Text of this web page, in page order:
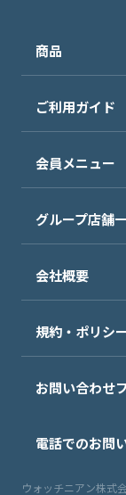
商品
ご利用ガイド
会員メニュー
グループ店舗
会社概要
規約・ポリシ
お問い合わせ
電話でのお問
ウォッチニアン株式